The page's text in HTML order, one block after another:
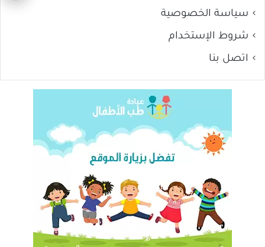
سياسة الخصوصية
شروط الإستخدام
اتصل بنا